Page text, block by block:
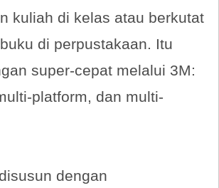
kuliah di kelas atau berkutat
di perpustakaan. Itu
super-cepat melalui 3M:
platform, dan multi-
dengan